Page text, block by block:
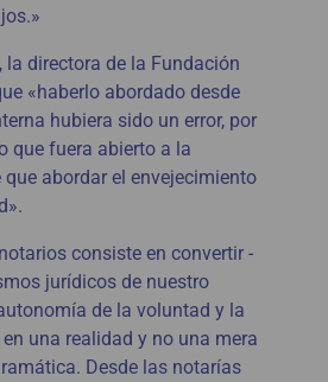
la directora de la Fundación
«haberlo abordado desde
hubiera sido un error, por
que fuera abierto a la
que abordar el envejecimiento
consiste en convertir -
jurídicos de nuestro
de la voluntad y la
una realidad y no una mera
Desde las notarías